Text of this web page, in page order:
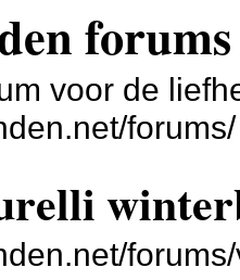
forums
voor de
forums/